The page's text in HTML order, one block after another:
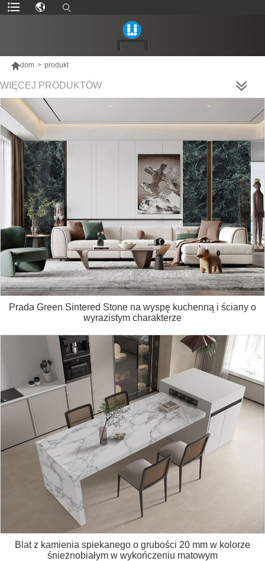
dom > produkt
WIĘCEJ PRODUKTÓW
Prada Green Sintered Stone na wyspę kuchenną i ściany o
wyrazistym charakterze
Blat z kamienia spiekanego o grubości 20 mm w kolorze
śnieżnobiałym w wykończeniu matowym